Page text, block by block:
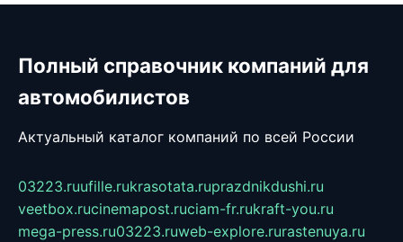
Полный справочник компаний для
автомобилистов
Актуальный каталог компаний по всей России
03223.ruufille.rukrasotata.ruprazdnikdushi.ru
veetbox.rucinemapost.ruciam-fr.rukraft-you.ru
mega-press.ru03223.ruweb-explore.rurastenuya.ru